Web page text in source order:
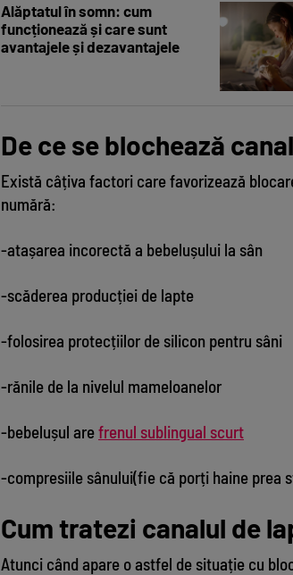
Alăptatul în somn: cum
funcționează și care sunt
avantajele și dezavantajele
De ce se blochează
Există câțiva factori care favorizează
numără:
-atașarea incorectă a bebelușului la sân
-scăderea producției de lapte
-folosirea protecțiilor de silicon pentru sâni
-rănile de la nivelul mameloanelor
-bebelușul arefrenul sublingual scurt
-compresiile sânului(fie că porți haine prea
Cum tratezi canalul de
Atunci când apare o astfel de situație cu